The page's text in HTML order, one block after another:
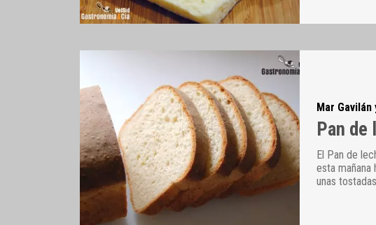
Mar
Pan de
El Pan de
esta mañana
unas